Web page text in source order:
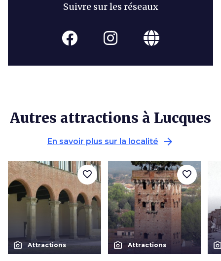
Suivre sur les réseaux
Autres attractions à Lucques
En savoir plus sur la localité arrow_forward
photo_camera Attractions
favorite_border
photo_camera Attractions
favorite_border